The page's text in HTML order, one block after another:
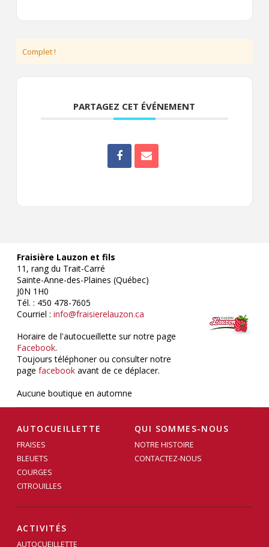
Complet !
PARTAGEZ CET ÉVÉNEMENT
Fraisière Lauzon et fils
11, rang du Trait-Carré
Sainte-Anne-des-Plaines (Québec)
J0N 1H0
Tél. : 450 478-7605
Courriel : info@fraisierelauzon.ca
Horaire de l'autocueillette sur notre page
Facebook.
Toujours téléphoner ou consulter notre
page facebook avant de ce déplacer.
Aucune boutique en automne
AUTOCUEILLETTE
FRAISES
BLEUETS
COURGES
CITROUILLES
QUI SOMMES-NOUS
NOTRE HISTOIRE
CONTACTEZ-NOUS
ACTIVITÉS
AUTOCUEILLETTE